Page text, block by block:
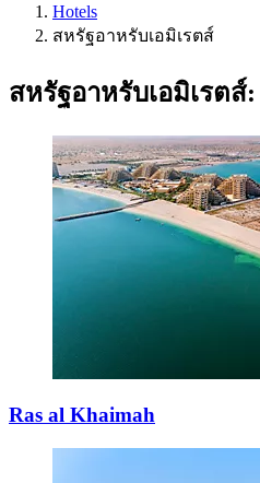
Hotels
สหรัฐอาหรับเอมิเรตส์
สหรัฐอาหรับเอมิเรตส์:
Ras al Khaimah